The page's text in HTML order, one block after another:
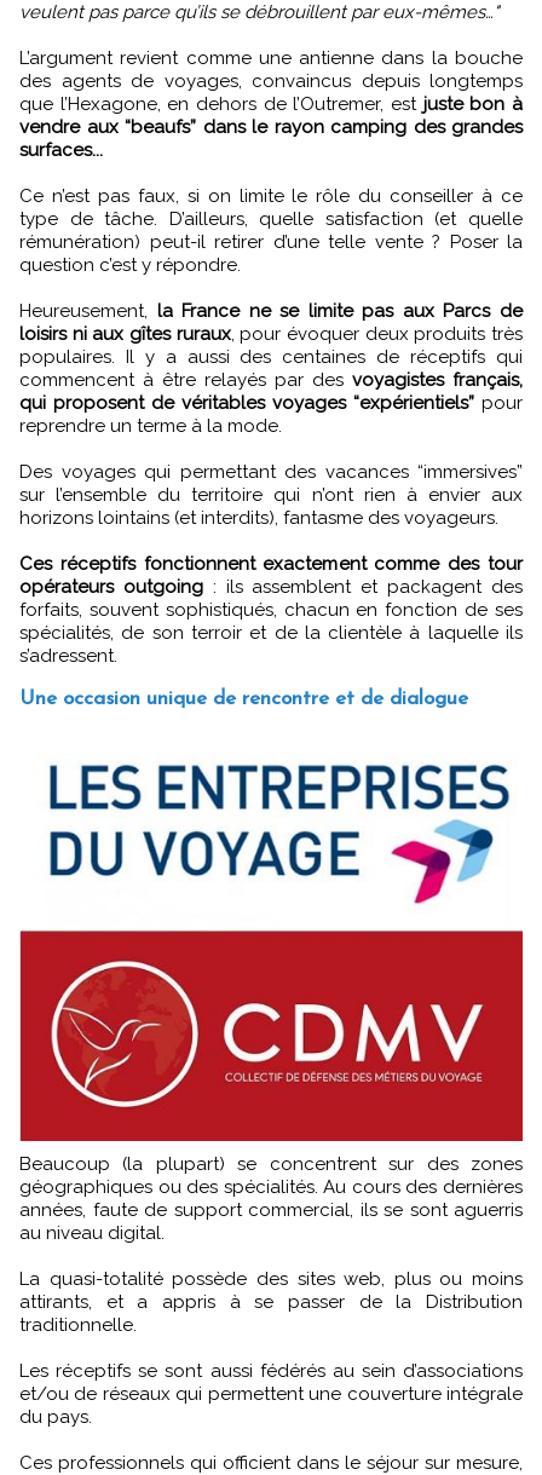
veulent pas parce qu’ils se débrouillent par eux-mêmes…"
L’argument revient comme une antienne dans la bouche
des agents de voyages, convaincus depuis longtemps
que l’Hexagone, en dehors de l’Outremer, est juste bon à
vendre aux “beaufs” dans le rayon camping des grandes
surfaces...
Ce n’est pas faux, si on limite le rôle du conseiller à ce
type de tâche. D’ailleurs, quelle satisfaction (et quelle
rémunération) peut-il retirer d’une telle vente ? Poser la
question c’est y répondre.
Heureusement, la France ne se limite pas aux Parcs de
loisirs ni aux gîtes ruraux, pour évoquer deux produits très
populaires. Il y a aussi des centaines de réceptifs qui
commencent à être relayés par des voyagistes français,
qui proposent de véritables voyages “expérientiels” pour
reprendre un terme à la mode.
Des voyages qui permettant des vacances “immersives”
sur l’ensemble du territoire qui n’ont rien à envier aux
horizons lointains (et interdits), fantasme des voyageurs.
Ces réceptifs fonctionnent exactement comme des tour
opérateurs outgoing: ils assemblent et packagent des
forfaits, souvent sophistiqués, chacun en fonction de ses
spécialités, de son terroir et de la clientèle à laquelle ils
s’adressent.
Une occasion unique de rencontre et de dialogue
Beaucoup (la plupart) se concentrent sur des zones
géographiques ou des spécialités. Au cours des dernières
années, faute de support commercial, ils se sont aguerris
au niveau digital.
La quasi-totalité possède des sites web, plus ou moins
attirants, et a appris à se passer de la Distribution
traditionnelle.
Les réceptifs se sont aussi fédérés au sein d’associations
et/ou de réseaux qui permettent une couverture intégrale
du pays.
Ces professionnels qui officient dans le séjour sur mesure,